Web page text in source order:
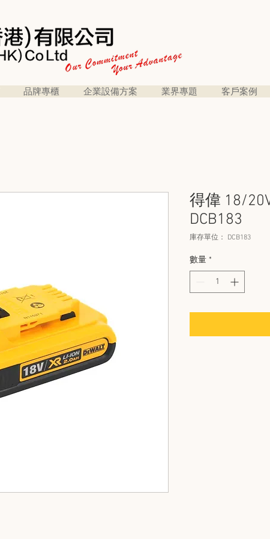
品牌專櫃 企業設備方案 業界專題 客戶案例
得偉 18/
DCB183
庫存單位： DCB183
數量 *